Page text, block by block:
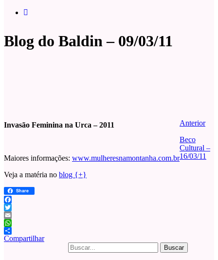
Blog do Baldin – 09/03/11
Invasão Feminina na Urca – 2011
Maiores informações: www.mulheresnamontanha.com.br
Veja a matéria no blog {+}
Share
Facebook
Twitter
Email
WhatsApp
Compartilhar
Buscar
por:
Anterior
Beco
Cultural –
16/03/11